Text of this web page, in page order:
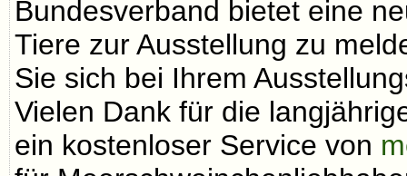
Bundesverband bietet eine
Tiere zur Ausstellung zu
Sie sich bei Ihrem
Vielen Dank für die
ein kostenloser Service von